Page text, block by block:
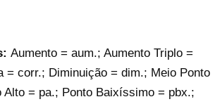
Aumento = aum.; Aumento Triplo =
= corr.; Diminuição = dim.; Meio Ponto
Alto = pa.; Ponto Baixíssimo = pbx.;